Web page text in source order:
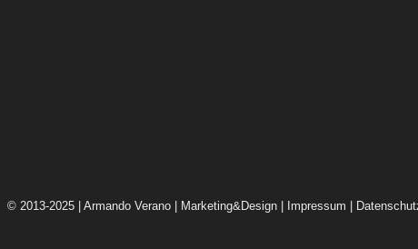
© 2013-2025 | Armando Verano | Marketing&Design | Impressum